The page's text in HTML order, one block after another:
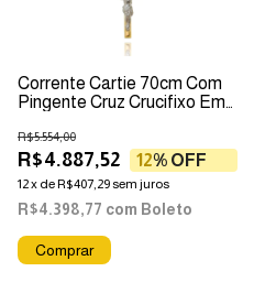
Corrente Cartie 70cm Com
Pingente Cruz Crucifixo Em
R$4.887,52
R$5.554,00
12% OFF
12x deR$407,29sem juros
R$4.398,77 com Boleto